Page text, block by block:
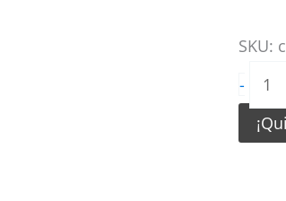
SKU:
-
de